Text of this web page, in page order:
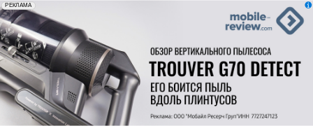
erid: 2VfnxxmNzs5
РЕКЛАМА